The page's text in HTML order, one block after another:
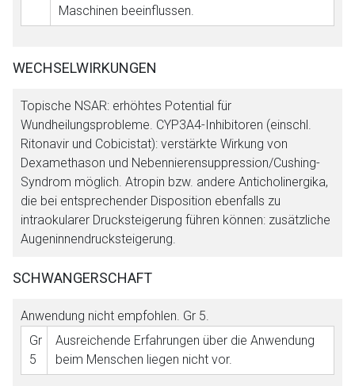
Maschinen beeinflussen.
WECHSELWIRKUNGEN
Topische NSAR: erhöhtes Potential für
Wundheilungsprobleme. CYP3A4-Inhibitoren (einschl.
Ritonavir und Cobicistat): verstärkte Wirkung von
Dexamethason und Nebennierensuppression/Cushing-
Syndrom möglich. Atropin bzw. andere Anticholinergika,
die bei entsprechender Disposition ebenfalls zu
intraokularer Drucksteigerung führen können: zusätzliche
Augeninnendrucksteigerung.
SCHWANGERSCHAFT
Anwendung nicht empfohlen. Gr 5
Gr
5
Ausreichende Erfahrungen über die Anwendung
beim Menschen liegen nicht vor.